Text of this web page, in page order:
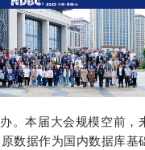
。本届大会规模空前，
数据作为国内数据库基